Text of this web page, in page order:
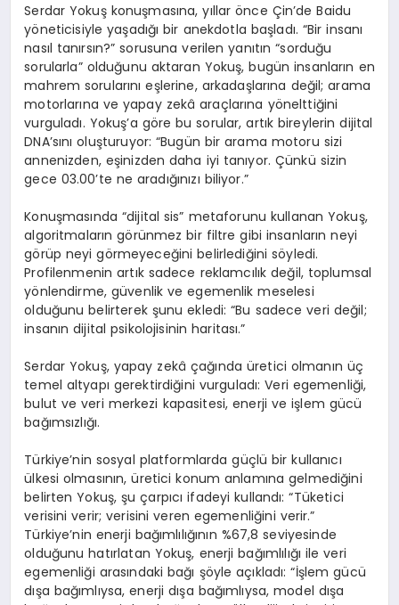
Serdar Yokuş konuşmasına, yıllar önce Çin’de Baidu
yöneticisiyle yaşadığı bir anekdotla başladı. “Bir insanı
nasıl tanırsın?” sorusuna verilen yanıtın “sorduğu
sorularla” olduğunu aktaran Yokuş, bugün insanların en
mahrem sorularını eşlerine, arkadaşlarına değil; arama
motorlarına ve yapay zekâ araçlarına yönelttiğini
vurguladı. Yokuş’a göre bu sorular, artık bireylerin dijital
DNA’sını oluşturuyor: “Bugün bir arama motoru sizi
annenizden, eşinizden daha iyi tanıyor. Çünkü sizin
gece 03.00’te ne aradığınızı biliyor.”
Konuşmasında “dijital sis” metaforunu kullanan Yokuş,
algoritmaların görünmez bir filtre gibi insanların neyi
görüp neyi görmeyeceğini belirlediğini söyledi.
Profilenmenin artık sadece reklamcılık değil, toplumsal
yönlendirme, güvenlik ve egemenlik meselesi
olduğunu belirterek şunu ekledi: “Bu sadece veri değil;
insanın dijital psikolojisinin haritası.”
Serdar Yokuş, yapay zekâ çağında üretici olmanın üç
temel altyapı gerektirdiğini vurguladı: Veri egemenliği,
bulut ve veri merkezi kapasitesi, enerji ve işlem gücü
bağımsızlığı.
Türkiye’nin sosyal platformlarda güçlü bir kullanıcı
ülkesi olmasının, üretici konum anlamına gelmediğini
belirten Yokuş, şu çarpıcı ifadeyi kullandı: “Tüketici
verisini verir; verisini veren egemenliğini verir.”
Türkiye’nin enerji bağımlılığının %67,8 seviyesinde
olduğunu hatırlatan Yokuş, enerji bağımlılığı ile veri
egemenliği arasındaki bağı şöyle açıkladı: “İşlem gücü
dışa bağımlıysa, enerji dışa bağımlıysa, model dışa